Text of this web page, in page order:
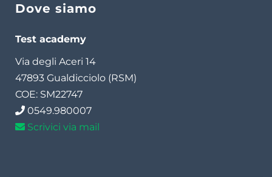
Dove siamo
Test academy
Via degli Aceri 14
47893 Gualdicciolo (RSM)
COE: SM22747
0549.980007
Scrivici via mail